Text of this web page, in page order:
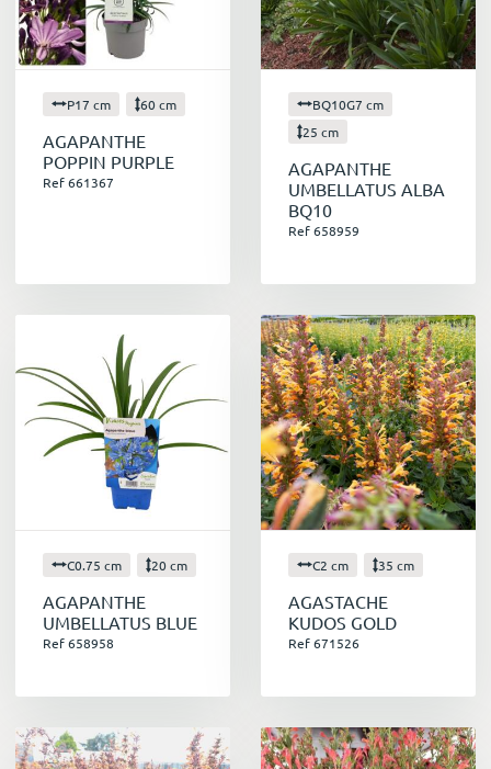
P17 cm 60 cm
AGAPANTHE
POPPIN PURPLE
Ref 661367
BQ10G7 cm
25 cm
AGAPANTHE
UMBELLATUS ALBA
BQ10
Ref 658959
C0.75 cm 20 cm
AGAPANTHE
UMBELLATUS BLUE
Ref 658958
C2 cm 35 cm
AGASTACHE
KUDOS GOLD
Ref 671526